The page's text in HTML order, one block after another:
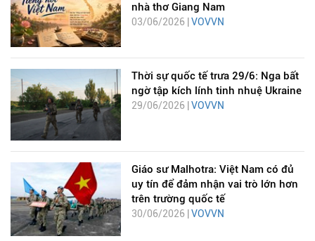
nhà thơ Giang Nam
03/06/2026 | VOVVN
Thời sự quốc tế trưa 29/6: Nga bất
ngờ tập kích lính tinh nhuệ Ukraine
29/06/2026 | VOVVN
Giáo sư Malhotra: Việt Nam có đủ
uy tín để đảm nhận vai trò lớn hơn
trên trường quốc tế
30/06/2026 | VOVVN